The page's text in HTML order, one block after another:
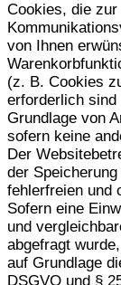
Cookies, die
von Ihnen
(z. B. Cookies
erforderlich sind
Grundlage von
sofern keine
Der
der
fehlerfreien und
Sofern eine
und
abgefragt
auf Grundlage
DSGVO und §